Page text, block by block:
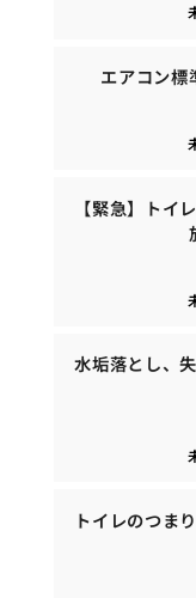
エアコン標
【緊急】トイ
水垢落とし、
トイレのつま